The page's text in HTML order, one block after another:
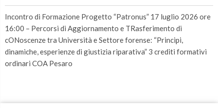
Incontro di Formazione Progetto “Patronus” 17 luglio 2026 ore
16:00 – Percorsi di Aggiornamento e TRasferimento di
cONoscenze tra Università e Settore forense: “Principi,
dinamiche, esperienze di giustizia riparativa” 3 crediti formativi
ordinari COA Pesaro